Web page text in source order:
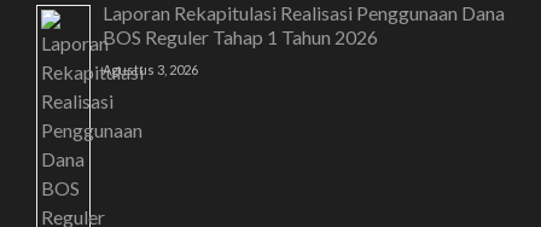
Laporan Rekapitulasi Realisasi Penggunaan Dana
BOS Reguler Tahap 1 Tahun 2026
Agustus 3, 2026